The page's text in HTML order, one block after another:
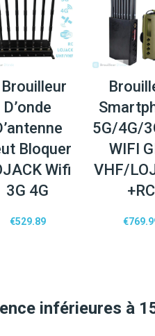
D’onde
Bloquer
Wifi
3G 4G
€529.89
5G/4G/
WIFI
VHF/
+RC
€
inférieures à